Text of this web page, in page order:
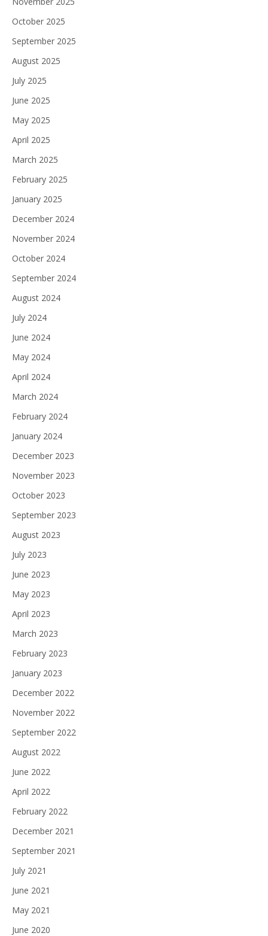
October 2025
September 2025
August 2025
July 2025
June 2025
May 2025
April 2025
March 2025
February 2025
January 2025
December 2024
November 2024
October 2024
September 2024
August 2024
July 2024
June 2024
May 2024
April 2024
March 2024
February 2024
January 2024
December 2023
November 2023
October 2023
September 2023
August 2023
July 2023
June 2023
May 2023
April 2023
March 2023
February 2023
January 2023
December 2022
November 2022
September 2022
August 2022
June 2022
April 2022
February 2022
December 2021
September 2021
July 2021
June 2021
May 2021
June 2020